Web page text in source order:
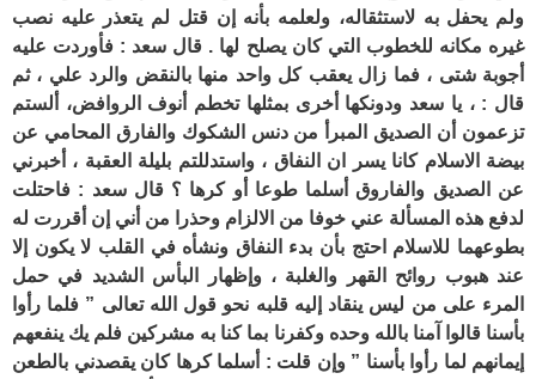
ولم يحفل به لاستثقاله، ولعلمه بأنه إن قتل لم يتعذر عليه نصب
غيره مكانه للخطوب التي كان يصلح لها . قال سعد : فأوردت عليه
أجوبة شتى ، فما زال يعقب كل واحد منها بالنقض والرد علي ، ثم
قال : ، يا سعد ودونكها أخرى بمثلها تخطم أنوف الروافض، ألستم
تزعمون أن الصديق المبرأ من دنس الشكوك والفارق المحامي عن
بيضة الاسلام كانا يسر ان النفاق ، واستدللتم بليلة العقبة ، أخبرني
عن الصديق والفاروق أسلما طوعا أو كرها ؟ قال سعد : فاحتلت
لدفع هذه المسألة عني خوفا من الالزام وحذرا من أني إن أقررت له
بطوعهما للاسلام احتج بأن بدء النفاق ونشأه في القلب لا يكون إلا
عند هبوب روائح القهر والغلبة ، وإظهار البأس الشديد في حمل
المرء على من ليس ينقاد إليه قلبه نحو قول الله تعالى ” فلما رأوا
بأسنا قالوا آمنا بالله وحده وكفرنا بما كنا به مشركين فلم يك ينفعهم
إيمانهم لما رأوا بأسنا ” وإن قلت : أسلما كرها كان يقصدني بالطعن